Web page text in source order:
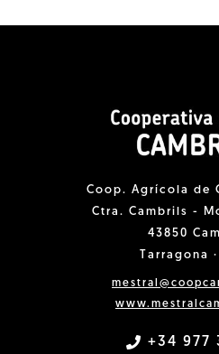
Coop. Agrícola de
Ctra. Cambrils -
43850
Tarragona
+34 977